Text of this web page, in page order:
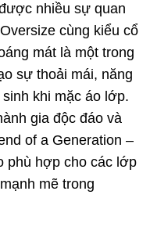
nhiều sự quan
cùng kiểu cổ
mát là một trong
sự thoải mái, năng
khi mặc áo lớp.
gia độc đáo và
of a Generation –
phù hợp cho các lớp
mẽ trong